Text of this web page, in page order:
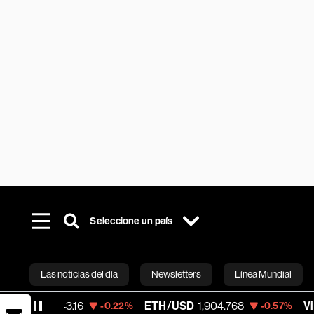
Seleccione un país
Las noticias del día Newsletters Línea Mundial
Bloomberg
-0.22% ETH/USD 1,904.768 -0.57% Visa 368.54